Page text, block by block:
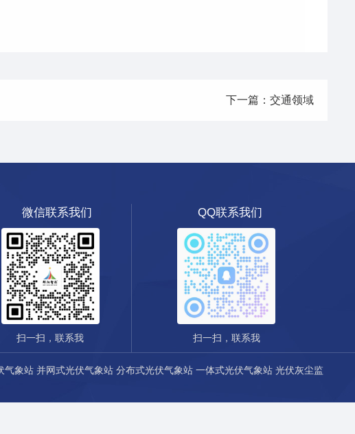
下一篇：交通领域
微信联系我们
扫一扫，联系我
QQ联系我们
扫一扫，联系我
气象站 并网式光伏气象站 分布式光伏气象站 一体式光伏气象站 光伏灰尘监